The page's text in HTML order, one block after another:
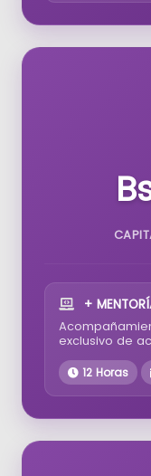
+
exclusivo de
12 Horas